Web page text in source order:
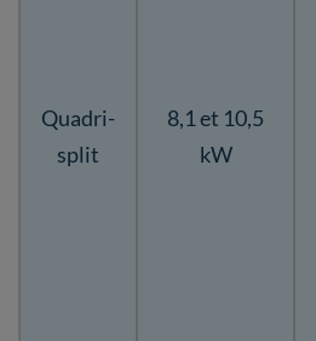
Quadri-
split
8,1 et 10,5
kW